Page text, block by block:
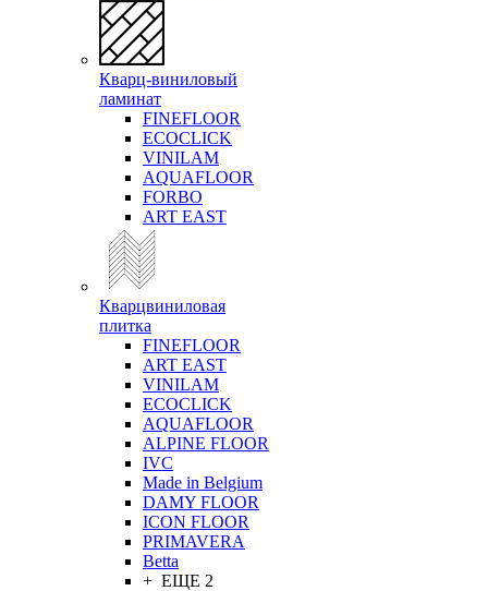
Кварц-виниловый
ламинат
FINEFLOOR
ECOCLICK
VINILAM
AQUAFLOOR
FORBO
ART EAST
Кварцвиниловая
плитка
FINEFLOOR
ART EAST
VINILAM
ECOCLICK
AQUAFLOOR
ALPINE FLOOR
IVC
Made in Belgium
DAMY FLOOR
ICON FLOOR
PRIMAVERA
Betta
+ ЕЩЕ 2